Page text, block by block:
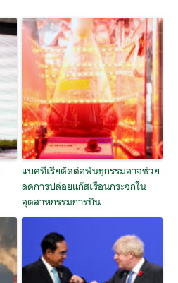
แบคทีเรียตัดต่อพันธุกรรมอาจช่วย
ลดการปล่อยแก๊สเรือนกระจกใน
อุตสาหกรรมการบิน